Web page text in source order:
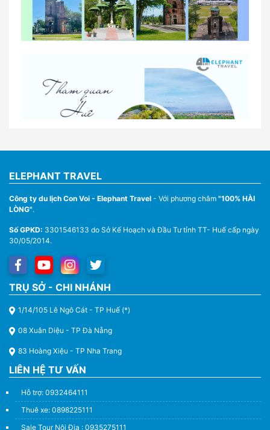
So sánh thuê xe tự lái và thuê xe có tài xế tại Huế
Nhà Xe Con Voi – Dịch Vụ Cho Thuê Xe Từ Huế,
Sân Bay Phú Bài Đi Thánh Địa La Vang
Thuê Xe Du Lịch Tại Huế – Từ 4 Chỗ Đến 45 Chỗ
ELEPHANT TRAVEL
Công ty du lịch Con Voi - Elephant Travel - Với phương châm "100% HÀI
LÒNG".
Số GPKD: 3301546133 do Sở Kế Hoạch và Đầu Tư tỉnh TT- Huế cấp ngày
30/05/2014.
TRỤ SỞ - CHI NHÁNH
1/14/105 Lê Ngô Cát - TP Huế (*)
08 Xuân Diệu - TP Đà Nẵng
83 Hoàng Xiệu - TP Nha Trang
LIÊN HỆ TƯ VẤN
Hỗ trợ: 0932464111
Thuê xe: 0898225111
Sale Tour Nội Địa : 0935275111